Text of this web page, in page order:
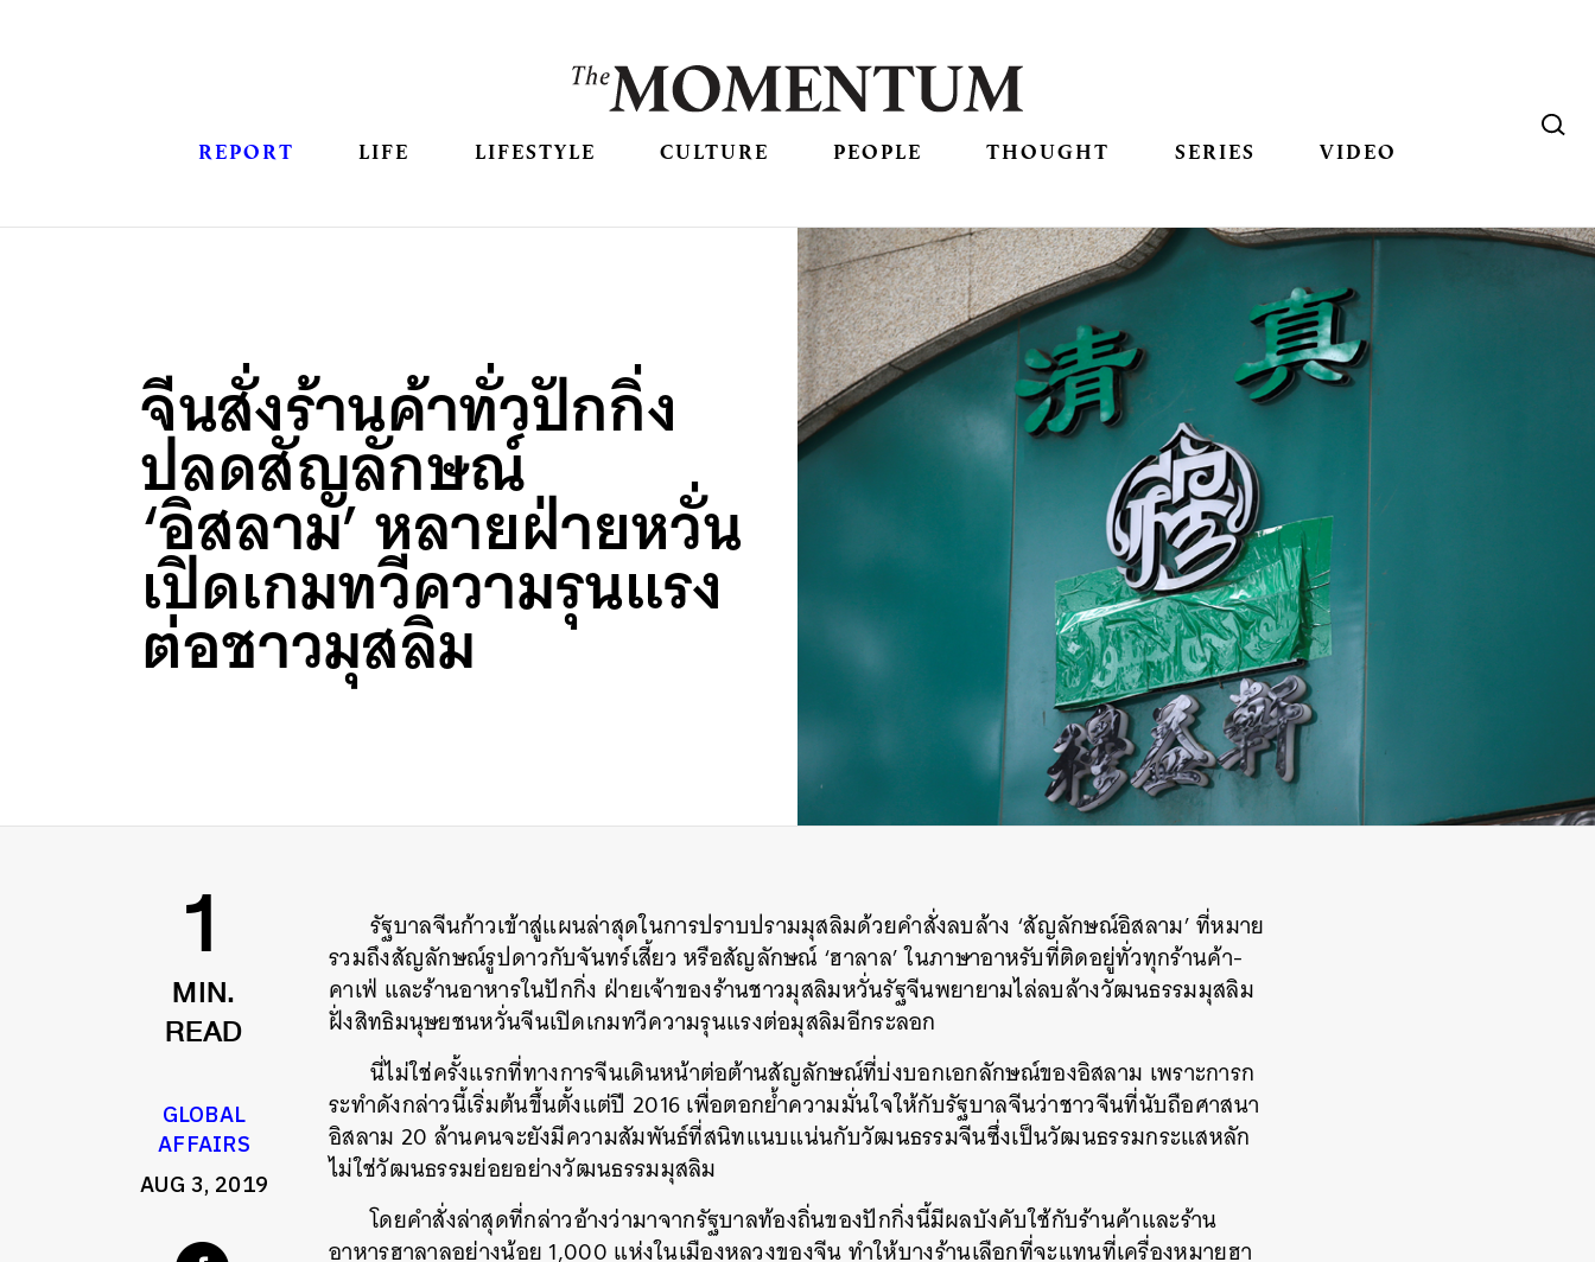
REPORT LIFE LIFESTYLE CULTURE PEOPLE THOUGHT SERIES VIDEO
จีนสั่งร้านค้าทั่วปักกิ่ง
ปลดสัญลักษณ์
‘อิสลาม’ หลายฝ่ายหวั่น
เปิดเกมทวีความรุนแรง
ต่อชาวมุสลิม
1
MIN.
READ
GLOBAL
AFFAIRS
AUG 3, 2019
รัฐบาลจีนก้าวเข้าสู่แผนล่าสุดในการปราบปรามมุสลิมด้วยคำสั่งลบล้าง ‘สัญลักษณ์อิสลาม’ ที่หมาย
รวมถึงสัญลักษณ์รูปดาวกับจันทร์เสี้ยว หรือสัญลักษณ์ ‘ฮาลาล’ ในภาษาอาหรับที่ติดอยู่ทั่วทุกร้านค้า-
คาเฟ่ และร้านอาหารในปักกิ่ง ฝ่ายเจ้าของร้านชาวมุสลิมหวั่นรัฐจีนพยายามไล่ลบล้างวัฒนธรรมมุสลิม
ฝั่งสิทธิมนุษยชนหวั่นจีนเปิดเกมทวีความรุนแรงต่อมุสลิมอีกระลอก
นี่ไม่ใช่ครั้งแรกที่ทางการจีนเดินหน้าต่อต้านสัญลักษณ์ที่บ่งบอกเอกลักษณ์ของอิสลาม เพราะการก
ระทำดังกล่าวนี้เริ่มต้นขึ้นตั้งแต่ปี 2016 เพื่อตอกย้ำความมั่นใจให้กับรัฐบาลจีนว่าชาวจีนที่นับถือศาสนา
อิสลาม 20 ล้านคนจะยังมีความสัมพันธ์ที่สนิทแนบแน่นกับวัฒนธรรมจีนซึ่งเป็นวัฒนธรรมกระแสหลัก
ไม่ใช่วัฒนธรรมย่อยอย่างวัฒนธรรมมุสลิม
โดยคำสั่งล่าสุดที่กล่าวอ้างว่ามาจากรัฐบาลท้องถิ่นของปักกิ่งนี้มีผลบังคับใช้กับร้านค้าและร้าน
อาหารฮาลาลอย่างน้อย 1,000 แห่งในเมืองหลวงของจีน ทำให้บางร้านเลือกที่จะแทนที่เครื่องหมายฮา